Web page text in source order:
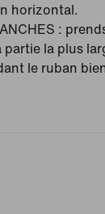
horizontal.
:
la plus
le ruban